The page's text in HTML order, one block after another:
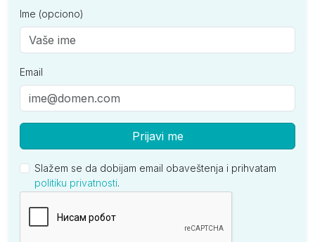
Ime (opciono)
Email
Prijavi me
Slažem se da dobijam email obaveštenja i prihvatam
politiku privatnosti.